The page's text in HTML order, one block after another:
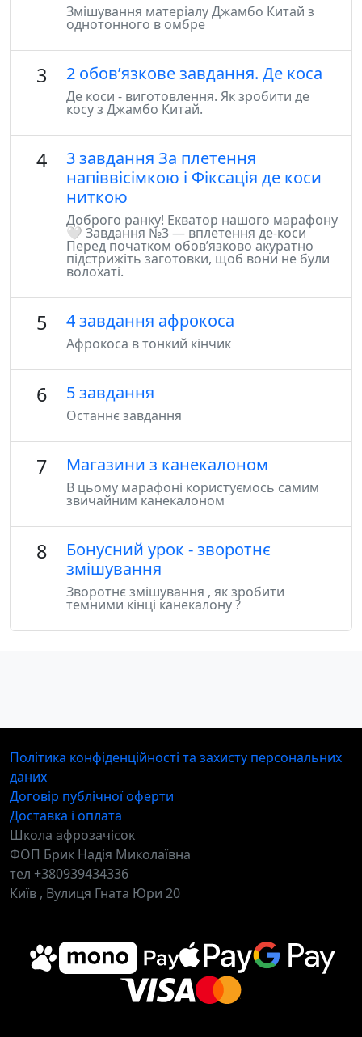
Змішування матеріалу Джамбо Китай з
однотонного в омбре
3 2 обовʼязкове завдання. Де коса
Де коси - виготовлення. Як зробити де
косу з Джамбо Китай.
4
3 завдання За плетення
напіввісімкою і Фіксація де коси
ниткою
Доброго ранку! Екватор нашого марафону
🤍 Завдання №3 — вплетення де-коси
Перед початком обов’язково акуратно
підстрижіть заготовки, щоб вони не були
волохаті.
5 4 завдання афрокоса
Афрокоса в тонкий кінчик
6 5 завдання
Останнє завдання
7 Магазини з канекалоном
В цьому марафоні користуємось самим
звичайним канекалоном
8
Бонусний урок - зворотнє
змішування
Зворотнє змішування , як зробити
темними кінці канекалону ?
Політика конфіденційності та захисту персональних
даних
Договір публічної оферти
Доставка і оплата
Школа афрозачісок
ФОП Брик Надія Миколаївна
тел +380939434336
Київ , Вулиця Гната Юри 20